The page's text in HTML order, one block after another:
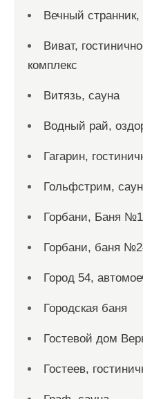
Вечный странник,
Виват,
комплекс
Витязь, сауна
Водный рай,
Гагарин,
Гольфстрим,
Горбани, Баня
Горбани, баня
Город 54,
Городская баня
Гостевой дом
Гостеев,